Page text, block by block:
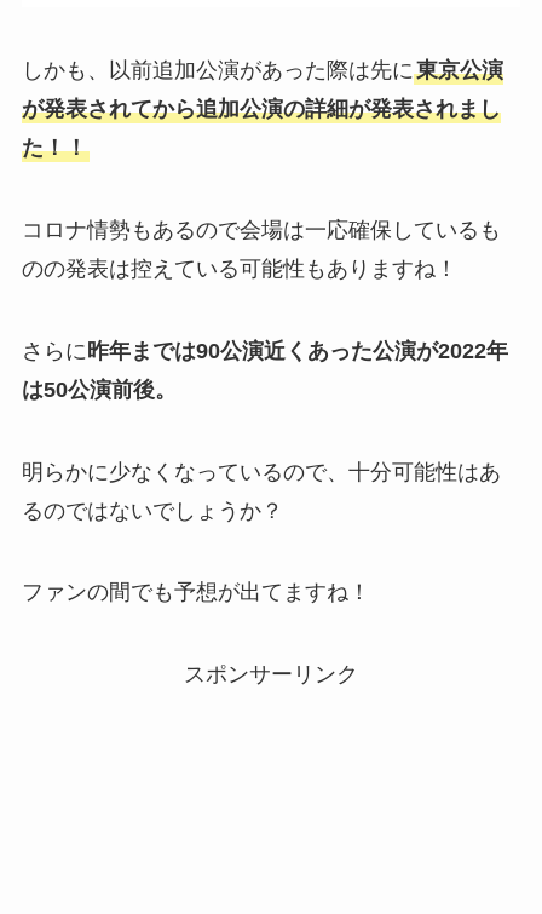
しかも、以前追加公演があった際は先に東京公演
が発表されてから追加公演の詳細が発表されまし
た！！
コロナ情勢もあるので会場は一応確保しているも
のの発表は控えている可能性もありますね！
さらに 昨年までは90公演近くあった公演が2022年
は50公演前後。
明らかに少なくなっているので、十分可能性はあ
るのではないでしょうか？
ファンの間でも予想が出てますね！
スポンサーリンク